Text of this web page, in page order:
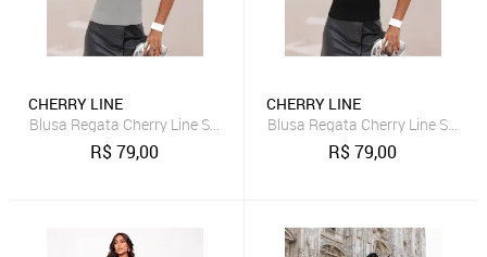
CHERRY LINE
Blusa Regata Cherry Line Sem Mangas Gola Alta Tricot Trança Cinza
R$79,00
CHERRY LINE
Blusa Regata Cherry Line Sem
R$79,00